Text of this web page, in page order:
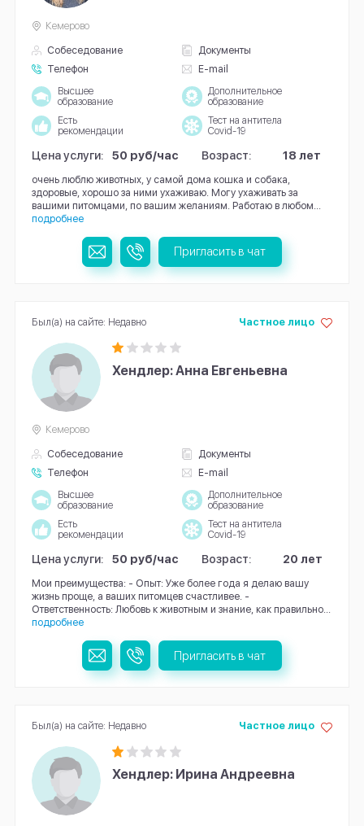
Собеседование
Документы
Телефон
E-mail
Кемерово
Высшее
образование
Дополнительное
образование
Есть
рекомендации
Тест на антитела
Covid-19
Цена услуги: 50 руб/час Возраст: 18 лет
очень люблю животных, у самой дома кошка и собака,
здоровые, хорошо за ними ухаживаю. Могу ухаживать за
вашими питомцами, по вашим желаниям. Работаю в любом...
подробнее
Пригласить в чат
Хендлер: Анна Евгеньевна
Собеседование
Документы
Телефон
E-mail
Частное лицо
Кемерово
Высшее
образование
Дополнительное
образование
Есть
рекомендации
Тест на антитела
Covid-19
Цена услуги: 50 руб/час Возраст: 20 лет
Мои преимущества: - Опыт: Уже более года я делаю вашу
жизнь проще, а ваших питомцев счастливее. -
Ответственность: Любовь к животным и знание, как правильно...
подробнее
Был(а) на сайте: Недавно
Пригласить в чат
Хендлер: Ирина Андреевна
Частное лицо
Был(а) на сайте: Недавно